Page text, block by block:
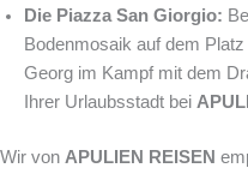
Die Piazza San Giorgio:
Bodenmosaik auf dem
Georg im Kampf mit dem
Ihrer Urlaubsstadt bei
Wir von APULIEN REISEN